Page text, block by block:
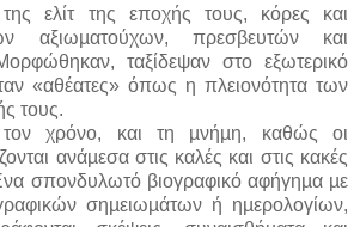
ελίτ της εποχής τους, κόρες και
αξιωµατούχων, πρεσβευτών και
ταξίδεψαν στο εξωτερικό
«αθέατες» όπως η πλειονότητα των
τους.
χρόνο, και τη µνήµη, καθώς οι
ανάµεσα στις καλές και στις κακές
σπονδυλωτό βιογραφικό αφήγηµα µε
σηµειωµάτων ή ηµερολογίων,